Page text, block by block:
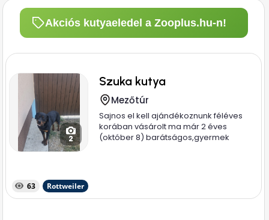
Akciós kutyaeledel a Zooplus.hu-n!
2
Szuka kutya
Mezőtúr
Sajnos el kell ajándékoznunk féléves
korában vásárolt ma már 2 éves
(október 8) barátságos,gyermek
63 Rottweiler